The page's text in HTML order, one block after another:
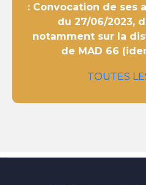
: Convocation de ses
du 27/06/2023,
notamment sur la
de MAD 66
TOUTES